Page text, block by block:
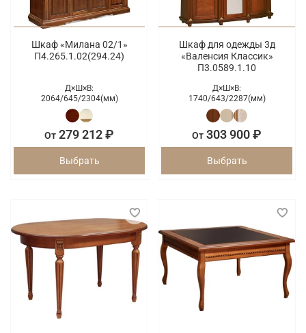
Шкаф «Милана 02/1»
П4.265.1.02(294.24)
Д×Ш×В:
2064/645/2304(мм)
От 279 212 ₽
Выбрать
Шкаф для одежды 3д
«Валенсия Классик»
П3.0589.1.10
Д×Ш×В:
1740/643/2287(мм)
От 303 900 ₽
Выбрать